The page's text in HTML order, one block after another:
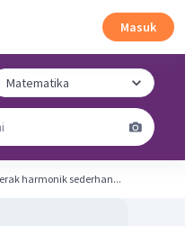
Masuk
harmonik sederhan...